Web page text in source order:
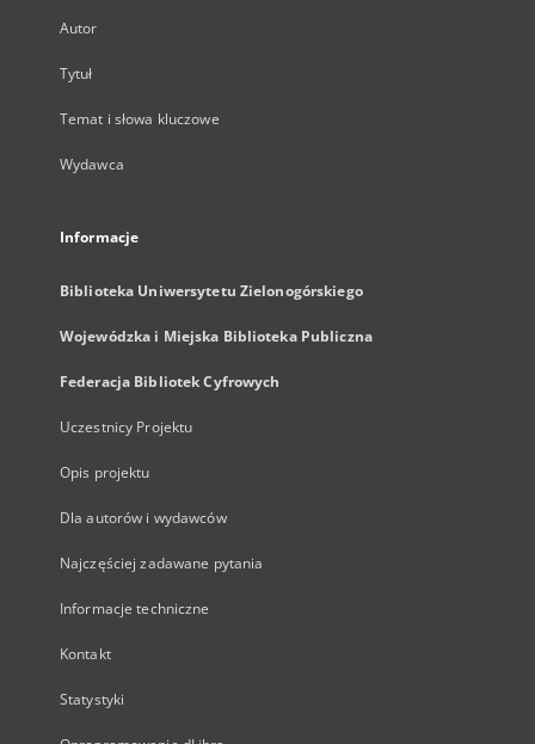
Autor
Tytuł
Temat i słowa kluczowe
Wydawca
Informacje
Biblioteka Uniwersytetu Zielonogórskiego
Wojewódzka i Miejska Biblioteka Publiczna
Federacja Bibliotek Cyfrowych
Uczestnicy Projektu
Opis projektu
Dla autorów i wydawców
Najczęściej zadawane pytania
Informacje techniczne
Kontakt
Statystyki